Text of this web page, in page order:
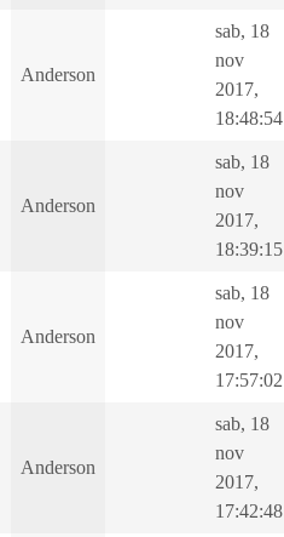
Anderson
sab, 18
nov
2017,
18:48:54
Anderson
sab, 18
nov
2017,
18:39:15
Anderson
sab, 18
nov
2017,
17:57:02
Anderson
sab, 18
nov
2017,
17:42:48